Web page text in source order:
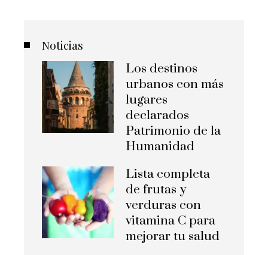
Noticias
Los destinos
urbanos con más
lugares
declarados
Patrimonio de la
Humanidad
Lista completa
de frutas y
verduras con
vitamina C para
mejorar tu salud